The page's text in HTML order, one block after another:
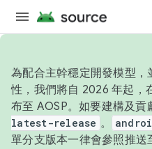
為配合主幹穩定開發模型
性，我們將自 2026 年起，
布至 AOSP。如要建構及貢
latest-release 。
單分支版本一律會參照推